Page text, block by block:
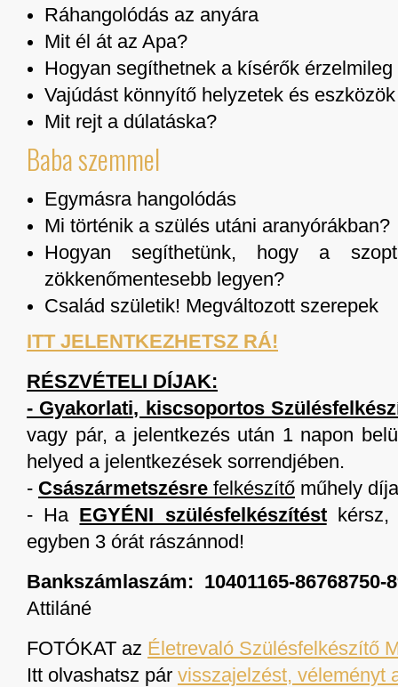
Ráhangolódás az anyára
Mit él át az Apa?
Hogyan segíthetnek a kísérők
Vajúdást könnyítő helyzetek és eszközök
Mit rejt a dúlatáska?
Baba szemmel
Egymásra hangolódás
Mi történik a szülés utáni aranyórákban?
Hogyan segíthetünk, hogy a
zökkenőmentesebb legyen?
Család születik! Megváltozott szerepek
ITT JELENTKEZHETSZ RÁ!
RÉSZVÉTELI DÍJAK:
- Gyakorlati, kiscsoportos
vagy pár, a jelentkezés után 1 napon
helyed a jelentkezések sorrendjében.
- Császármetszésre felkészítő műhely
- Ha EGYÉNI szülésfelkészítést
egyben 3 órát rászánnod!
Bankszámlaszám: 10401165-86768750-
Attiláné
FOTÓKAT az Életrevaló Szülésfelkészítő
Itt olvashatsz pár visszajelzést, véleményt